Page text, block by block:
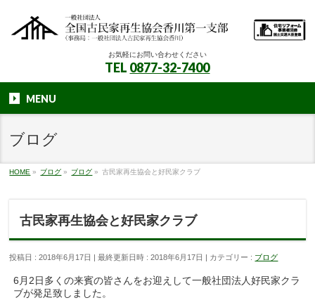
お気軽にお問い合わせください
TEL 0877-32-7400
MENU
ブログ
HOME » ブログ » ブログ » 古民家再生協会と好民家クラブ
古民家再生協会と好民家クラブ
投稿日 : 2018年6月17日 最終更新日時 : 2018年6月17日 カテゴリー : ブログ
6月2日多くの来賓の皆さんをお迎えして一般社団法人好民家クラ
ブが発足致しました。